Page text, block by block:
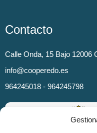
Contacto
Calle Onda, 15 Bajo 12006
info@cooperedo.es
964245018 - 964245798